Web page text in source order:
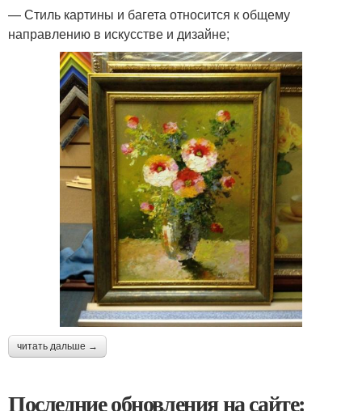
— Стиль картины и багета относится к общему
направлению в искусстве и дизайне;
читать дальше →
Последние обновления на сайте: